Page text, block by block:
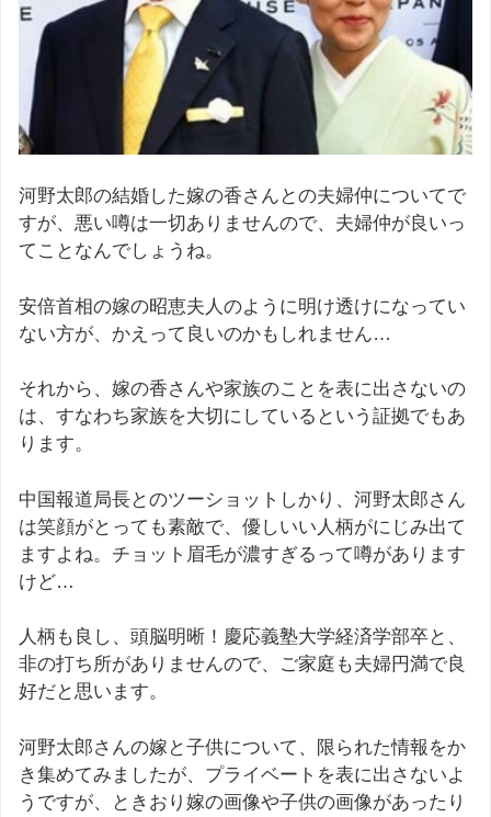
河野太郎の結婚した嫁の香さんとの夫婦仲についてで
すが、悪い噂は一切ありませんので、夫婦仲が良いっ
てことなんでしょうね。
安倍首相の嫁の昭恵夫人のように明け透けになってい
ない方が、かえって良いのかもしれません…
それから、嫁の香さんや家族のことを表に出さないの
は、すなわち家族を大切にしているという証拠でもあ
ります。
中国報道局長とのツーショットしかり、河野太郎さん
は笑顔がとっても素敵で、優しいい人柄がにじみ出て
ますよね。チョット眉毛が濃すぎるって噂があります
けど…
人柄も良し、頭脳明晰！慶応義塾大学経済学部卒と、
非の打ち所がありませんので、ご家庭も夫婦円満で良
好だと思います。
河野太郎さんの嫁と子供について、限られた情報をか
き集めてみましたが、プライベートを表に出さないよ
うですが、ときおり嫁の画像や子供の画像があったり